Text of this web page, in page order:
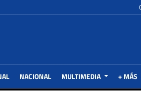
NACIONAL MULTIMEDIA + MÁS